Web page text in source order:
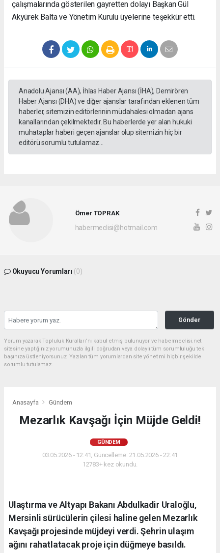
çalışmalarında gösterilen gayretten dolayı Başkan Gül
Akyürek Balta ve Yönetim Kurulu üyelerine teşekkür etti.
Anadolu Ajansı (AA), İhlas Haber Ajansı (İHA), Demirören
Haber Ajansı (DHA) ve diğer ajanslar tarafından eklenen tüm
haberler, sitemizin editörlerinin müdahalesi olmadan ajans
kanallarından çekilmektedir. Bu haberlerde yer alan hukuki
muhataplar haberi geçen ajanslar olup sitemizin hiç bir
editörü sorumlu tutulamaz...
Ömer TOPRAK
habermeclisi@hotmail.com
Okuyucu Yorumları (0)
Gönder
Yorum yazarak Topluluk Kuralları’nı kabul etmiş bulunuyor ve habermeclisi.net
sitesine yaptığınız yorumunuzla ilgili doğrudan veya dolaylı tüm sorumluluğu tek
başınıza üstleniyorsunuz. Yazılan tüm yorumlardan site yönetimi hiçbir şekilde
sorumlu tutulamaz.
Anasayfa Gündem
Mezarlık Kavşağı İçin Müjde Geldi!
GÜNDEM
03.05.2026 - 12:41, Güncelleme: 21.05.2026 - 22:41
12783+ kez okundu.
Ulaştırma ve Altyapı Bakanı Abdulkadir Uraloğlu,
Mersinli sürücülerin çilesi haline gelen Mezarlık
Kavşağı projesinde müjdeyi verdi. Şehrin ulaşım
ağını rahatlatacak proje için düğmeye basıldı.